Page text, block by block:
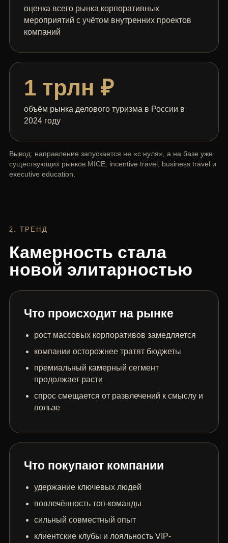
оценка всего рынка корпоративных
мероприятий с учётом внутренних проектов
компаний
1 трлн ₽
объём рынка делового туризма в России в
2024 году
Вывод: направление запускается не «с нуля», а на базе уже
существующих рынков MICE, incentive travel, business travel и
executive education.
2. ТРЕНД
Камерность стала
новой элитарностью
Что происходит на рынке
рост массовых корпоративов замедляется
компании осторожнее тратят бюджеты
премиальный камерный сегмент
продолжает расти
спрос смещается от развлечений к смыслу и
пользе
Что покупают компании
удержание ключевых людей
вовлечённость топ-команды
сильный совместный опыт
клиентские клубы и лояльность VIP-